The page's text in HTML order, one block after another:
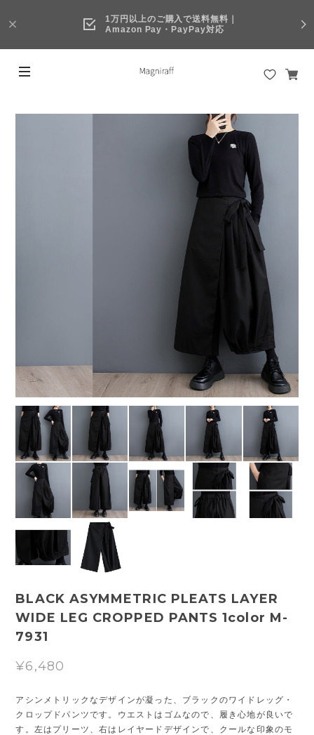
1万円以上のご購入で送料無料｜
Amazon Pay・PayPay対応
BLACK ASYMMETRIC PLEATS LAYER
WIDE LEG CROPPED PANTS 1color M-
7931
¥6,480
アシンメトリックなデザインが凝った、ブラックのワイドレッグ・
クロップドパンツです。ウエストはゴムなので、履き心地が良いで
す。左はプリーツ、右はレイヤードデザインで、クールな印象のモ